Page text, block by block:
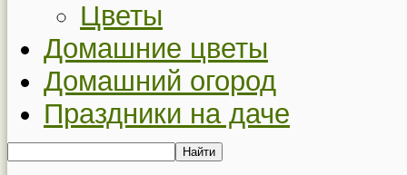
Цветы
Домашние цветы
Домашний огород
Праздники на даче